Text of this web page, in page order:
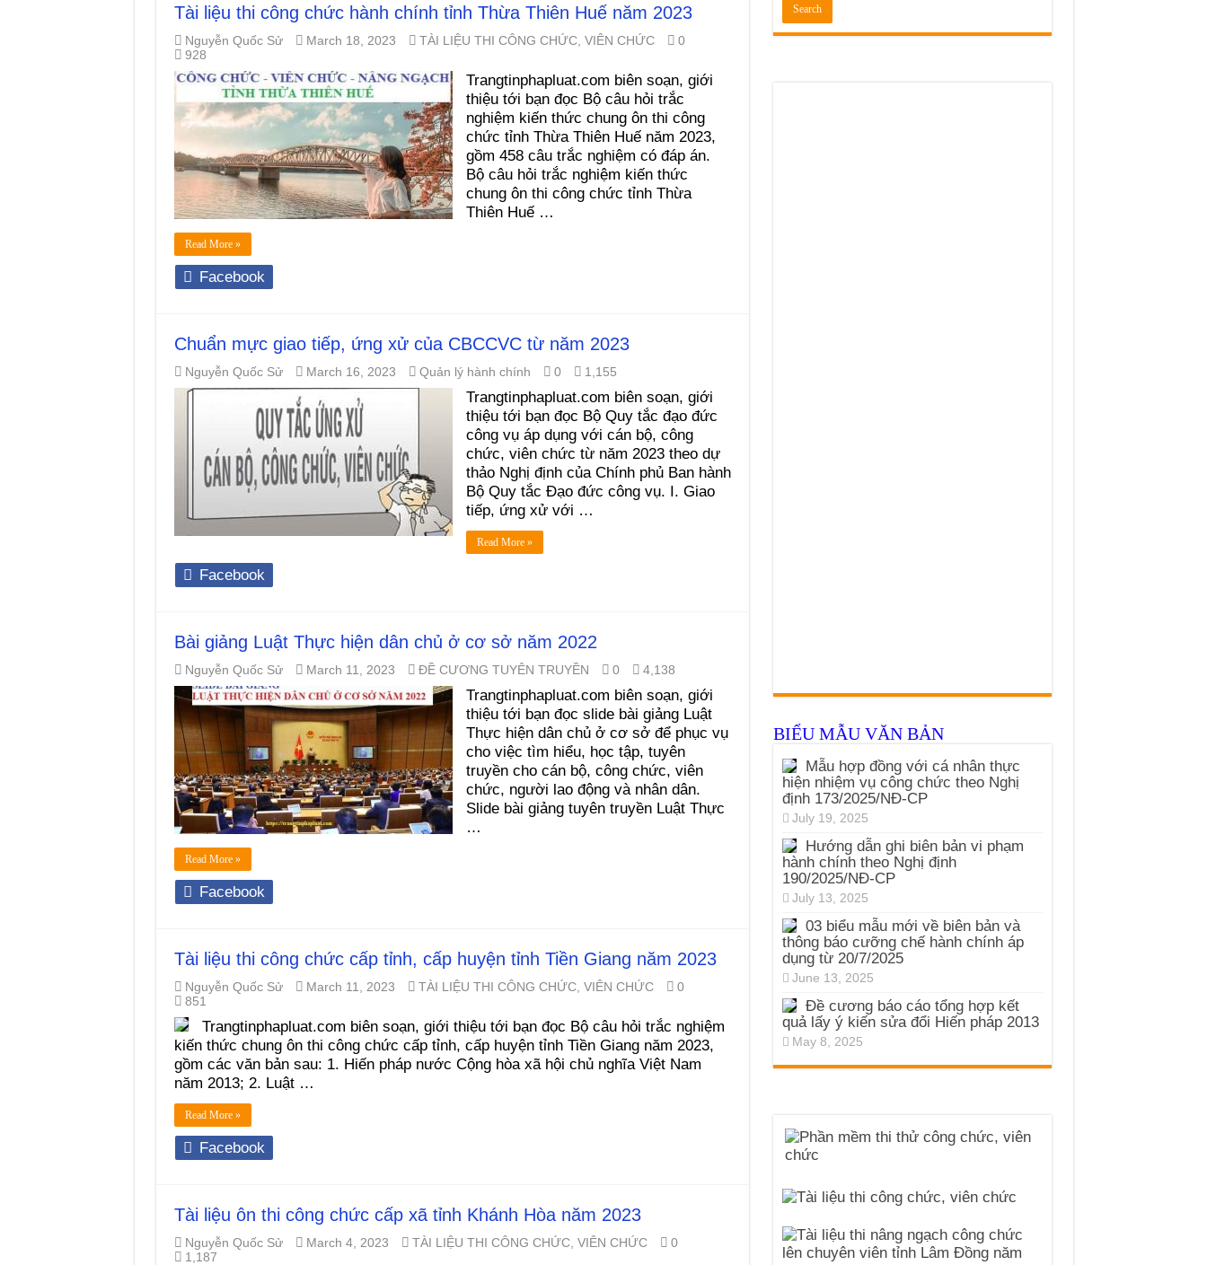
Tài liệu thi công chức hành chính tỉnh Thừa Thiên Huế năm 2023
Nguyễn Quốc Sử March 18, 2023 TÀI LIỆU THI CÔNG CHỨC, VIÊN CHỨC
0
928
Trangtinphapluat.com biên soạn, giới
thiệu tới bạn đọc Bộ câu hỏi trắc
nghiệm kiến thức chung ôn thi công
chức tỉnh Thừa Thiên Huế năm 2023,
gồm 458 câu trắc nghiệm có đáp án.
Bộ câu hỏi trắc nghiệm kiến thức
chung ôn thi công chức tỉnh Thừa
Thiên Huế …
Read More »
Facebook
Chuẩn mực giao tiếp, ứng xử của CBCCVC từ năm 2023
Nguyễn Quốc Sử March 16, 2023 Quản lý hành chính 0 1,155
Trangtinphapluat.com biên soạn, giới
thiệu tới bạn đọc Bộ Quy tắc đạo đức
công vụ áp dụng với cán bộ, công
chức, viên chức từ năm 2023 theo dự
thảo Nghị định của Chính phủ Ban hành
Bộ Quy tắc Đạo đức công vụ. I. Giao
tiếp, ứng xử với …
Read More »
Facebook
Bài giảng Luật Thực hiện dân chủ ở cơ sở năm 2022
Nguyễn Quốc Sử March 11, 2023 ĐỀ CƯƠNG TUYÊN TRUYỀN 0 4,138
Trangtinphapluat.com biên soạn, giới
thiệu tới bạn đọc slide bài giảng Luật
Thực hiện dân chủ ở cơ sở để phục vụ
cho việc tìm hiểu, học tập, tuyên
truyền cho cán bộ, công chức, viên
chức, người lao động và nhân dân.
Slide bài giảng tuyên truyền Luật Thực
…
Read More »
Facebook
Tài liệu thi công chức cấp tỉnh, cấp huyện tỉnh Tiền Giang năm 2023
Nguyễn Quốc Sử March 11, 2023 TÀI LIỆU THI CÔNG CHỨC, VIÊN CHỨC
0
851
Trangtinphapluat.com biên soạn, giới thiệu tới bạn đọc Bộ câu hỏi trắc nghiệm
kiến thức chung ôn thi công chức cấp tỉnh, cấp huyện tỉnh Tiền Giang năm 2023,
gồm các văn bản sau: 1. Hiến pháp nước Cộng hòa xã hội chủ nghĩa Việt Nam
năm 2013; 2. Luật …
Read More »
Facebook
Tài liệu ôn thi công chức cấp xã tỉnh Khánh Hòa năm 2023
Nguyễn Quốc Sử March 4, 2023 TÀI LIỆU THI CÔNG CHỨC, VIÊN CHỨC
0
1,187
BIỂU MẪU VĂN BẢN
Mẫu hợp đồng với cá nhân thực
hiện nhiệm vụ công chức theo Nghị
định 173/2025/NĐ-CP
July 19, 2025
Hướng dẫn ghi biên bản vi phạm
hành chính theo Nghị định
190/2025/NĐ-CP
July 13, 2025
03 biểu mẫu mới về biên bản và
thông báo cưỡng chế hành chính áp
dụng từ 20/7/2025
June 13, 2025
Đề cương báo cáo tổng hợp kết
quả lấy ý kiến sửa đổi Hiến pháp 2013
May 8, 2025